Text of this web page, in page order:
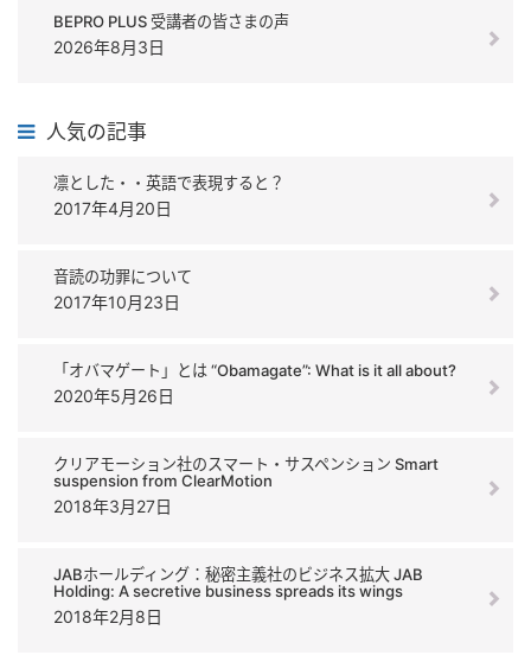
BEPRO PLUS 受講者の皆さまの声
2026年8月3日
人気の記事
凛とした・・英語で表現すると？
2017年4月20日
音読の功罪について
2017年10月23日
「オバマゲート」とは “Obamagate”: What is it all about?
2020年5月26日
クリアモーション社のスマート・サスペンション Smart
suspension from ClearMotion
2018年3月27日
JABホールディング：秘密主義社のビジネス拡大 JAB
Holding: A secretive business spreads its wings
2018年2月8日